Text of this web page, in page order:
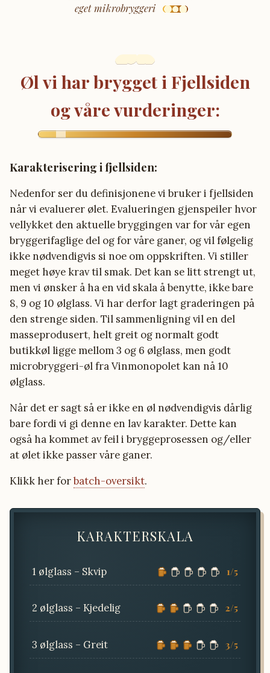
eget mikrobryggeri
Øl vi har brygget i Fjellsiden
og våre vurderinger:
Karakterisering i fjellsiden:
Nedenfor ser du definisjonene vi bruker i fjellsiden
når vi evaluerer ølet. Evalueringen gjenspeiler hvor
vellykket den aktuelle bryggingen var for vår egen
bryggerifaglige del og for våre ganer, og vil følgelig
ikke nødvendigvis si noe om oppskriften. Vi stiller
meget høye krav til smak. Det kan se litt strengt ut,
men vi ønsker å ha en vid skala å benytte, ikke bare
8, 9 og 10 ølglass. Vi har derfor lagt graderingen på
den strenge siden. Til sammenligning vil en del
masseprodusert, helt greit og normalt godt
butikkøl ligge mellom 3 og 6 ølglass, men godt
microbryggeri-øl fra Vinmonopolet kan nå 10
ølglass.
Når det er sagt så er ikke en øl nødvendigvis dårlig
bare fordi vi gi denne en lav karakter. Dette kan
også ha kommet av feil i bryggeprosessen og/eller
at ølet ikke passer våre ganer.
Klikk her forbatch-oversikt.
KARAKTERSKALA
1 ølglass – Skvip 1/5
2 ølglass – Kjedelig 2/5
3 ølglass – Greit 3/5